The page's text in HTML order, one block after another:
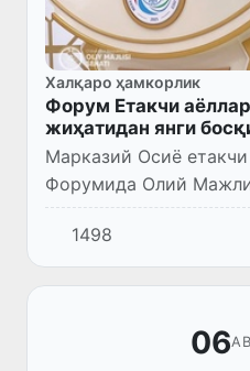
Халқаро ҳамкорлик
Форум Етакчи
жиҳатидан янги
Марказий Осиё
Форумида Олий
Марказий Осиё
Раиси Танзила
1498
06